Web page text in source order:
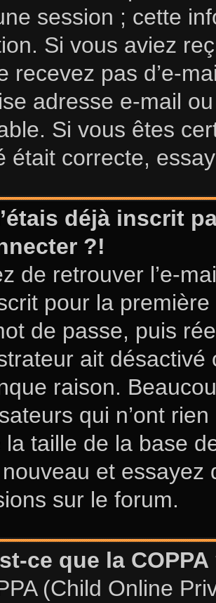
session ; cette
Si vous aviez
recevez pas d’e-
adresse e-mail
Si vous êtes
était correcte,
déjà inscrit
?!
de retrouver l’e-
pour la
de passe, puis
ait
raison.
qui n’ont
la taille de la base
et essayez
sur le forum.
ce que la COPPA
(Child Online